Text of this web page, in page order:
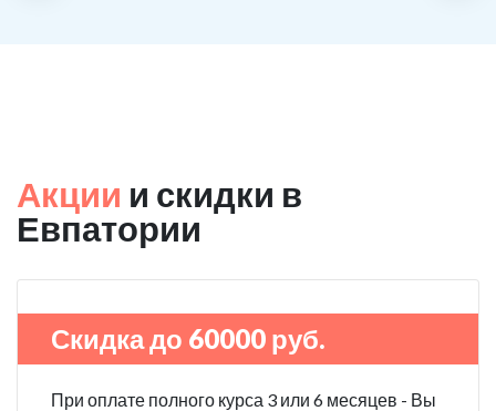
Акции и скидки в
Евпатории
Скидка до 60000 руб.
При оплате полного курса 3 или 6 месяцев - Вы